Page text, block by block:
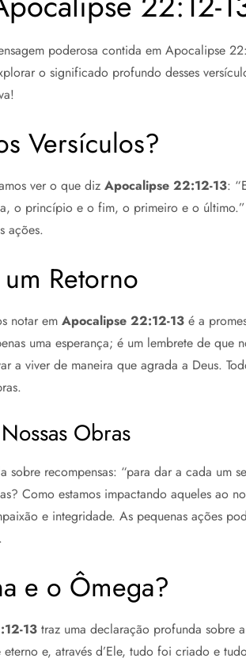
poderosa contida em Apocalipse
o significado profundo desses
Versículos?
ver o que dizApocalipse 22:12-13:
o princípio e o fim, o primeiro e o último.”
ações.
Retorno
notar emApocalipse 22:12-13 é a
uma esperança; é um lembrete de
a viver de maneira que agrada a Deus.
Obras
sobre recompensas: “para dar a cada um
Como estamos impactando aqueles ao
e integridade. As pequenas ações
e o Ômega?
13 traz uma declaração profunda sobre
e, através d’Ele, tudo foi criado e